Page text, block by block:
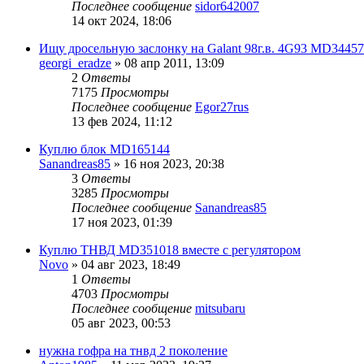
Последнее сообщение sidor642007
14 окт 2024, 18:06
Ищу дросельную заслонку на Galant 98г.в. 4G93
georgi_eradze » 08 апр 2011, 13:09
2 Ответы
7175 Просмотры
Последнее сообщение Egor27rus
13 фев 2024, 11:12
Куплю блок MD165144
Sanandreas85 » 16 ноя 2023, 20:38
3 Ответы
3285 Просмотры
Последнее сообщение Sanandreas85
17 ноя 2023, 01:39
Куплю ТНВД MD351018 вместе с регулятором
Novo » 04 авг 2023, 18:49
1 Ответы
4703 Просмотры
Последнее сообщение mitsubaru
05 авг 2023, 00:53
нужна гофра на тнвд 2 поколение